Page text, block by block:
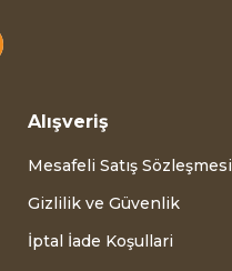
Alışveriş
Mesafeli Satış Sözleşmesi
Gizlilik ve Güvenlik
İptal İade Koşullari